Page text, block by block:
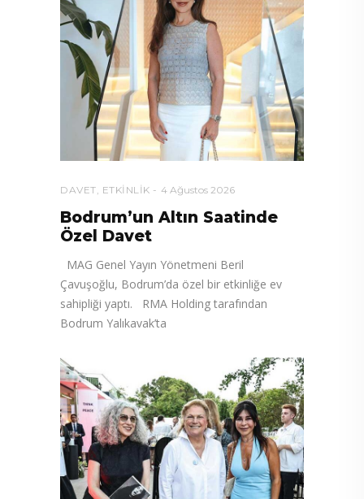
DAVET, ETKINLIK 4 Ağustos 2026
Bodrum’un Altın Saatinde
Özel Davet
MAG Genel Yayın Yönetmeni Beril
Çavuşoğlu, Bodrum’da özel bir etkinliğe ev
sahipliği yaptı. RMA Holding tarafından
Bodrum Yalıkavak’ta